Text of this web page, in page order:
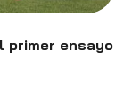
primer ensayo